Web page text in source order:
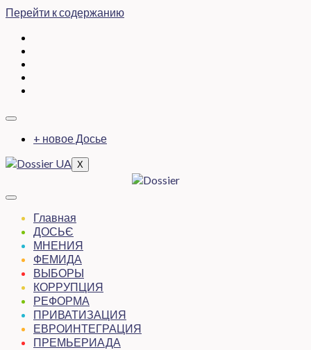
Перейти к содержанию
+ новое Досье
X
Главная
ДОСЬЄ
МНЕНИЯ
ФЕМИДА
ВЫБОРЫ
КОРРУПЦИЯ
РЕФОРМА
ПРИВАТИЗАЦИЯ
ЕВРОИНТЕГРАЦИЯ
ПРЕМЬЕРИАДА